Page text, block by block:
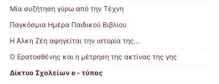
Μία συζήτηση γύρω από την Τέχνη
Παγκόσμια Ημέρα Παιδικού Βιβλίου
Η Άλκη Ζέη αφηγείται την ιστορία της…
Ο Ερατοσθένης και η μέτρηση της ακτίνας της γης
Δίκτυο Σχολείων e - τύπος